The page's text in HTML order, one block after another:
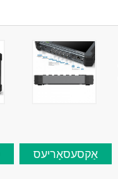
אַקסעסאָריעס